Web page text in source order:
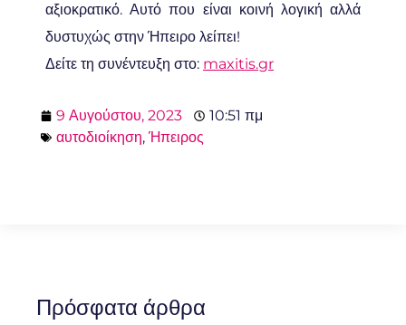
αξιοκρατικό. Αυτό που είναι κοινή λογική αλλά
δυστυχώς στην Ήπειρο λείπει!
Δείτε τη συνέντευξη στο: maxitis.gr
9 Αυγούστου, 2023
10:51 πμ
αυτοδιοίκηση, Ήπειρος
Πρόσφατα άρθρα